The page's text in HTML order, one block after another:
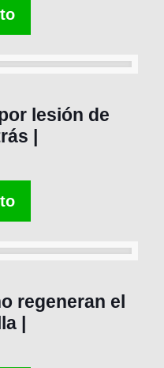
lesión de
|
regeneran el
|